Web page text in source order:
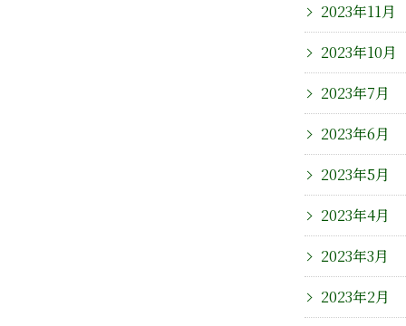
2023年11月
2023年10月
2023年7月
2023年6月
2023年5月
2023年4月
2023年3月
2023年2月